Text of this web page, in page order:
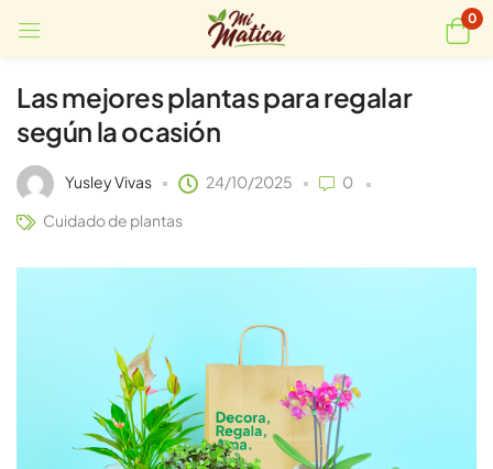
0
Las mejores plantas para regalar
según la ocasión
Yusley Vivas 24/10/2025
0
Cuidado de plantas